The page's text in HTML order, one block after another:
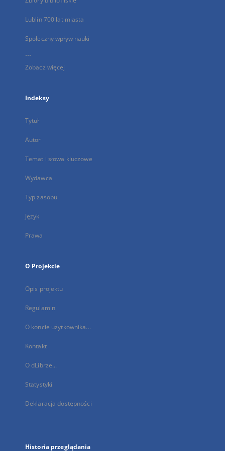
Lublin 700 lat miasta
Społeczny wpływ nauki
...
Zobacz więcej
Indeksy
Tytuł
Autor
Temat i słowa kluczowe
Wydawca
Typ zasobu
Język
Prawa
O Projekcie
Opis projektu
Regulamin
O koncie użytkownika...
Kontakt
O dLibrze...
Statystyki
Deklaracja dostępności
Historia przeglądania